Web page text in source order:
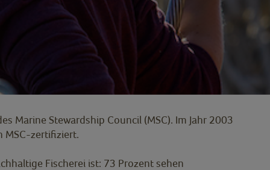
Marine Stewardship Council (MSC). Im Jahr 2003
MSC-zertifiziert.
Fischerei ist: 73 Prozent sehen